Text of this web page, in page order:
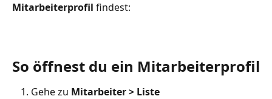
Mitarbeiterprofil findest:
So öffnest du ein Mitarbeiterprofil
Gehe zu Mitarbeiter > Liste